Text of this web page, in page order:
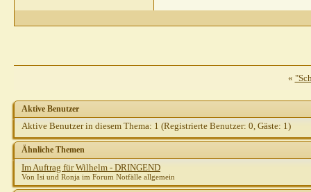
«
Aktive Benutzer
Aktive Benutzer in diesem Thema: 1 (Registrierte Benutzer: 0, Gäste: 1)
Ähnliche Themen
Im Auftrag für Wilhelm - DRINGEND
Von Isi und Ronja im Forum Notfälle allgemein